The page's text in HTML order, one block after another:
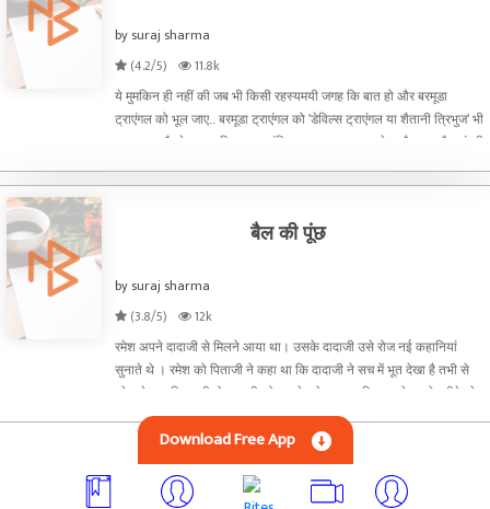
by suraj sharma
(4.2/5)
11.8k
ये मुमकिन ही नहीं की जब भी किसी रहस्यमयी जगह कि बात हो और बरमूडा
ट्राएंगल को भूल जाए.. बरमूडा ट्राएंगल को 'डेविल्स ट्राएंगल या शैतानी त्रिभुज' भी
कहा जाता है, ये उत्तर पश्चिम अटलांटिक महासागर का एक क्षेत्र है. अगर मै कहूं की
बैल की पूंछ
by suraj sharma
(3.8/5)
12k
रमेश अपने दादाजी से मिलने आया था। उसके दादाजी उसे रोज नई कहानियां
सुनाते थे । रमेश को पिताजी ने कहा था कि दादाजी ने सच में भूत देखा है तभी से
रमेश ने ठान लिया की वो दादाजी को पूछ के रहेगा। एक दिन उसने अपने तरीके से
पूछने कि कोशिश की पर दादाजी बोले नहीं त
Download Free App